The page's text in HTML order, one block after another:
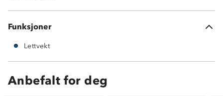
Funksjoner
Lettvekt
Anbefalt for deg